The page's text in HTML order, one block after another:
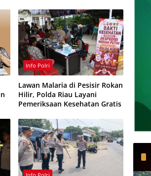
Info Polri
Lawan Malaria di Pesisir Rokan
Hilir, Polda Riau Layani
Pemeriksaan Kesehatan Gratis